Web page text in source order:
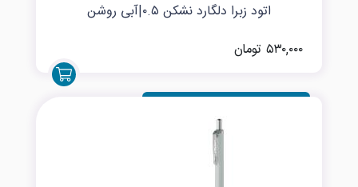
اتود زبرا دلگارد نشکن ۰.۵|آبی روشن
۵۳۰,۰۰۰ تومان